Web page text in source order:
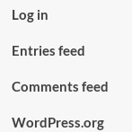
Log in
Entries feed
Comments feed
WordPress.org